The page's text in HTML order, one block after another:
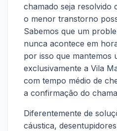
chamado seja resolvido
o menor transtorno
Sabemos que um
nunca acontece em
por isso que mantemos
exclusivamente a Vila
com tempo médio de
a confirmação do
Diferentemente de
cáustica,